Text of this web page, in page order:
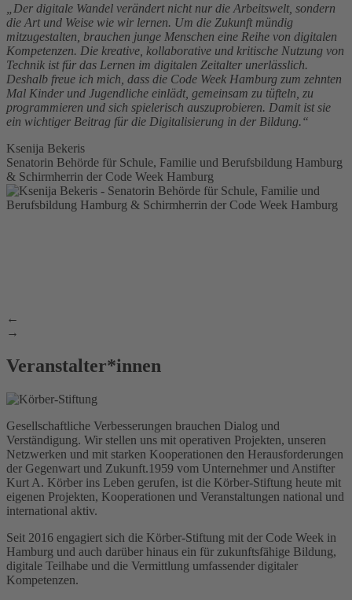
„Der digitale Wandel verändert nicht nur die Arbeitswelt, sondern
die Art und Weise wie wir lernen. Um die Zukunft mündig
mitzugestalten, brauchen junge Menschen eine Reihe von digitalen
Kompetenzen. Die kreative, kollaborative und kritische Nutzung von
Technik ist für das Lernen im digitalen Zeitalter unerlässlich.
Deshalb freue ich mich, dass die Code Week Hamburg zum zehnten
Mal Kinder und Jugendliche einlädt, gemeinsam zu tüfteln, zu
programmieren und sich spielerisch auszuprobieren. Damit ist sie
ein wichtiger Beitrag für die Digitalisierung in der Bildung.“
Ksenija Bekeris
Senatorin Behörde für Schule, Familie und Berufsbildung Hamburg
& Schirmherrin der Code Week Hamburg
←
→
Veranstalter*innen
Gesellschaftliche Verbesserungen brauchen Dialog und
Verständigung. Wir stellen uns mit operativen Projekten, unseren
Netzwerken und mit starken Kooperationen den Herausforderungen
der Gegenwart und Zukunft.1959 vom Unternehmer und Anstifter
Kurt A. Körber ins Leben gerufen, ist die Körber-Stiftung heute mit
eigenen Projekten, Kooperationen und Veranstaltungen national und
international aktiv.
Seit 2016 engagiert sich die Körber-Stiftung mit der Code Week in
Hamburg und auch darüber hinaus ein für zukunftsfähige Bildung,
digitale Teilhabe und die Vermittlung umfassender digitaler
Kompetenzen.